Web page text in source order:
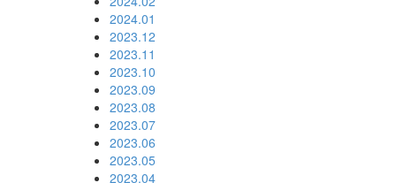
2024.01
2023.12
2023.11
2023.10
2023.09
2023.08
2023.07
2023.06
2023.05
2023.04